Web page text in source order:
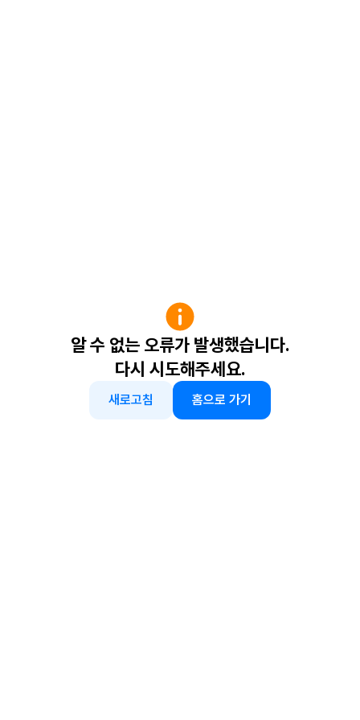
알 수 없는 오류가 발생했습니다.
다시 시도해주세요.
새로고침 홈으로 가기